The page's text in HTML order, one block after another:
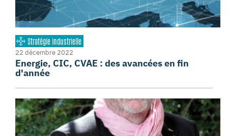
Stratégie industrielle
22 décembre 2022
Energie, CIC, CVAE : des avancées en fin
d'année